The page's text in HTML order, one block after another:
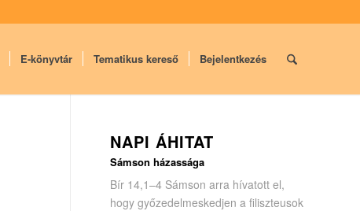
E-könyvtár Tematikus kereső Bejelentkezés
NAPI ÁHITAT
Sámson házassága
Bír 14,1–4 Sámson arra hívatott el,
hogy győzedelmeskedjen a filisz­teusok